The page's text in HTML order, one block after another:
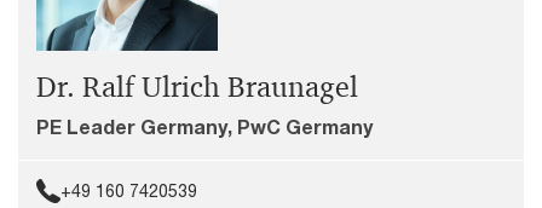
Dr. Ralf Ulrich Braunagel
PE Leader Germany, PwC Germany
+49 160 7420539